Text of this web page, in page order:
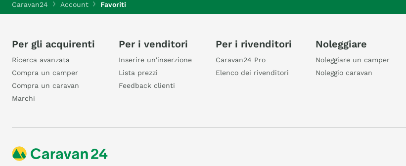
Caravan24 Account Favoriti
Per gli acquirenti
Ricerca avanzata
Compra un camper
Compra un caravan
Marchi
Per i venditori
Inserire un'inserzione
Lista prezzi
Feedback clienti
Per i rivenditori
Caravan24 Pro
Elenco dei rivenditori
Noleggiare
Noleggiare un camper
Noleggio caravan